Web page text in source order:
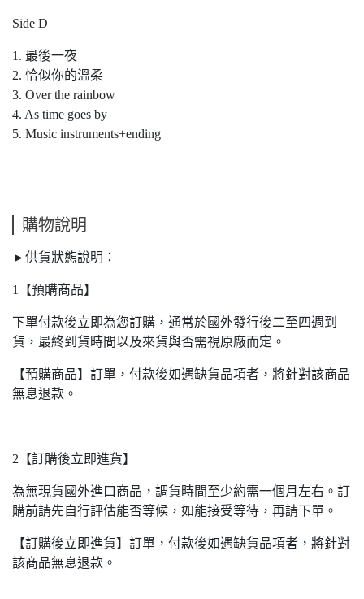
Side D
1. 最後一夜
2. 恰似你的溫柔
3. Over the rainbow
4. As time goes by
5. Music instruments+ending
購物說明
►供貨狀態說明：
1【預購商品】
下單付款後立即為您訂購，通常於國外發行後二至四週到
貨，最終到貨時間以及來貨與否需視原廠而定。
【預購商品】訂單，付款後如遇缺貨品項者，將針對該商品
無息退款。
2【訂購後立即進貨】
為無現貨國外進口商品，調貨時間至少約需一個月左右。訂
購前請先自行評估能否等候，如能接受等待，再請下單。
【訂購後立即進貨】訂單，付款後如遇缺貨品項者，將針對
該商品無息退款。